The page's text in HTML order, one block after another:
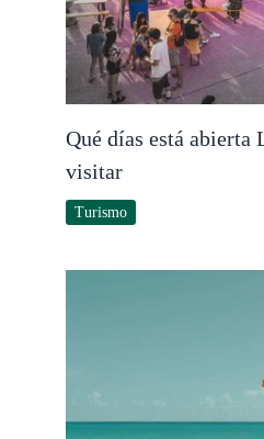
Qué días está abierta
visitar
Turismo